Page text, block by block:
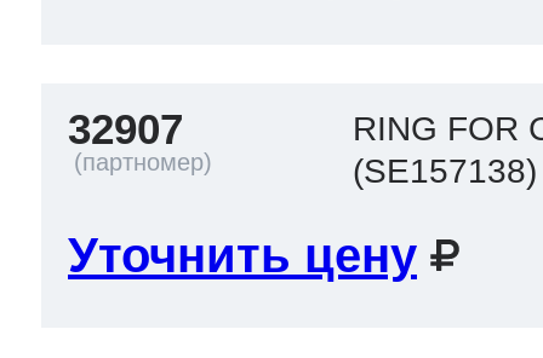
32907
RING FOR
(SE157138)
Уточнить цену